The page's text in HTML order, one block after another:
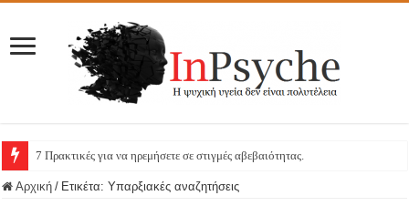
7 Πρακτικές για να ηρεμήσετε σε στιγμές αβεβαιότητας.
Αρχική / Ετικέτα:Υπαρξιακές αναζητήσεις